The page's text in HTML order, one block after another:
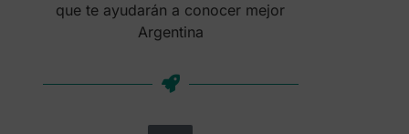
que te ayudarán a conocer mejor
Argentina